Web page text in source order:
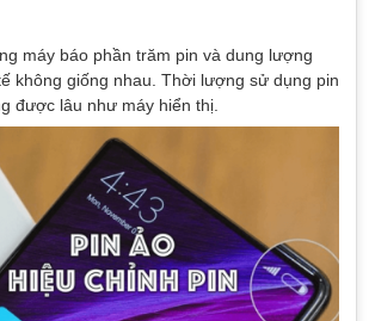
máy báo phần trăm pin và dung lượng
không giống nhau. Thời lượng sử dụng pin
được lâu như máy hiển thị.